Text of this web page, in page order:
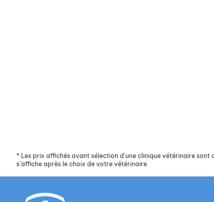
* Les prix affichés avant sélection d’une clinique vétérinaire
s’affiche après le choix de votre vétérinaire.